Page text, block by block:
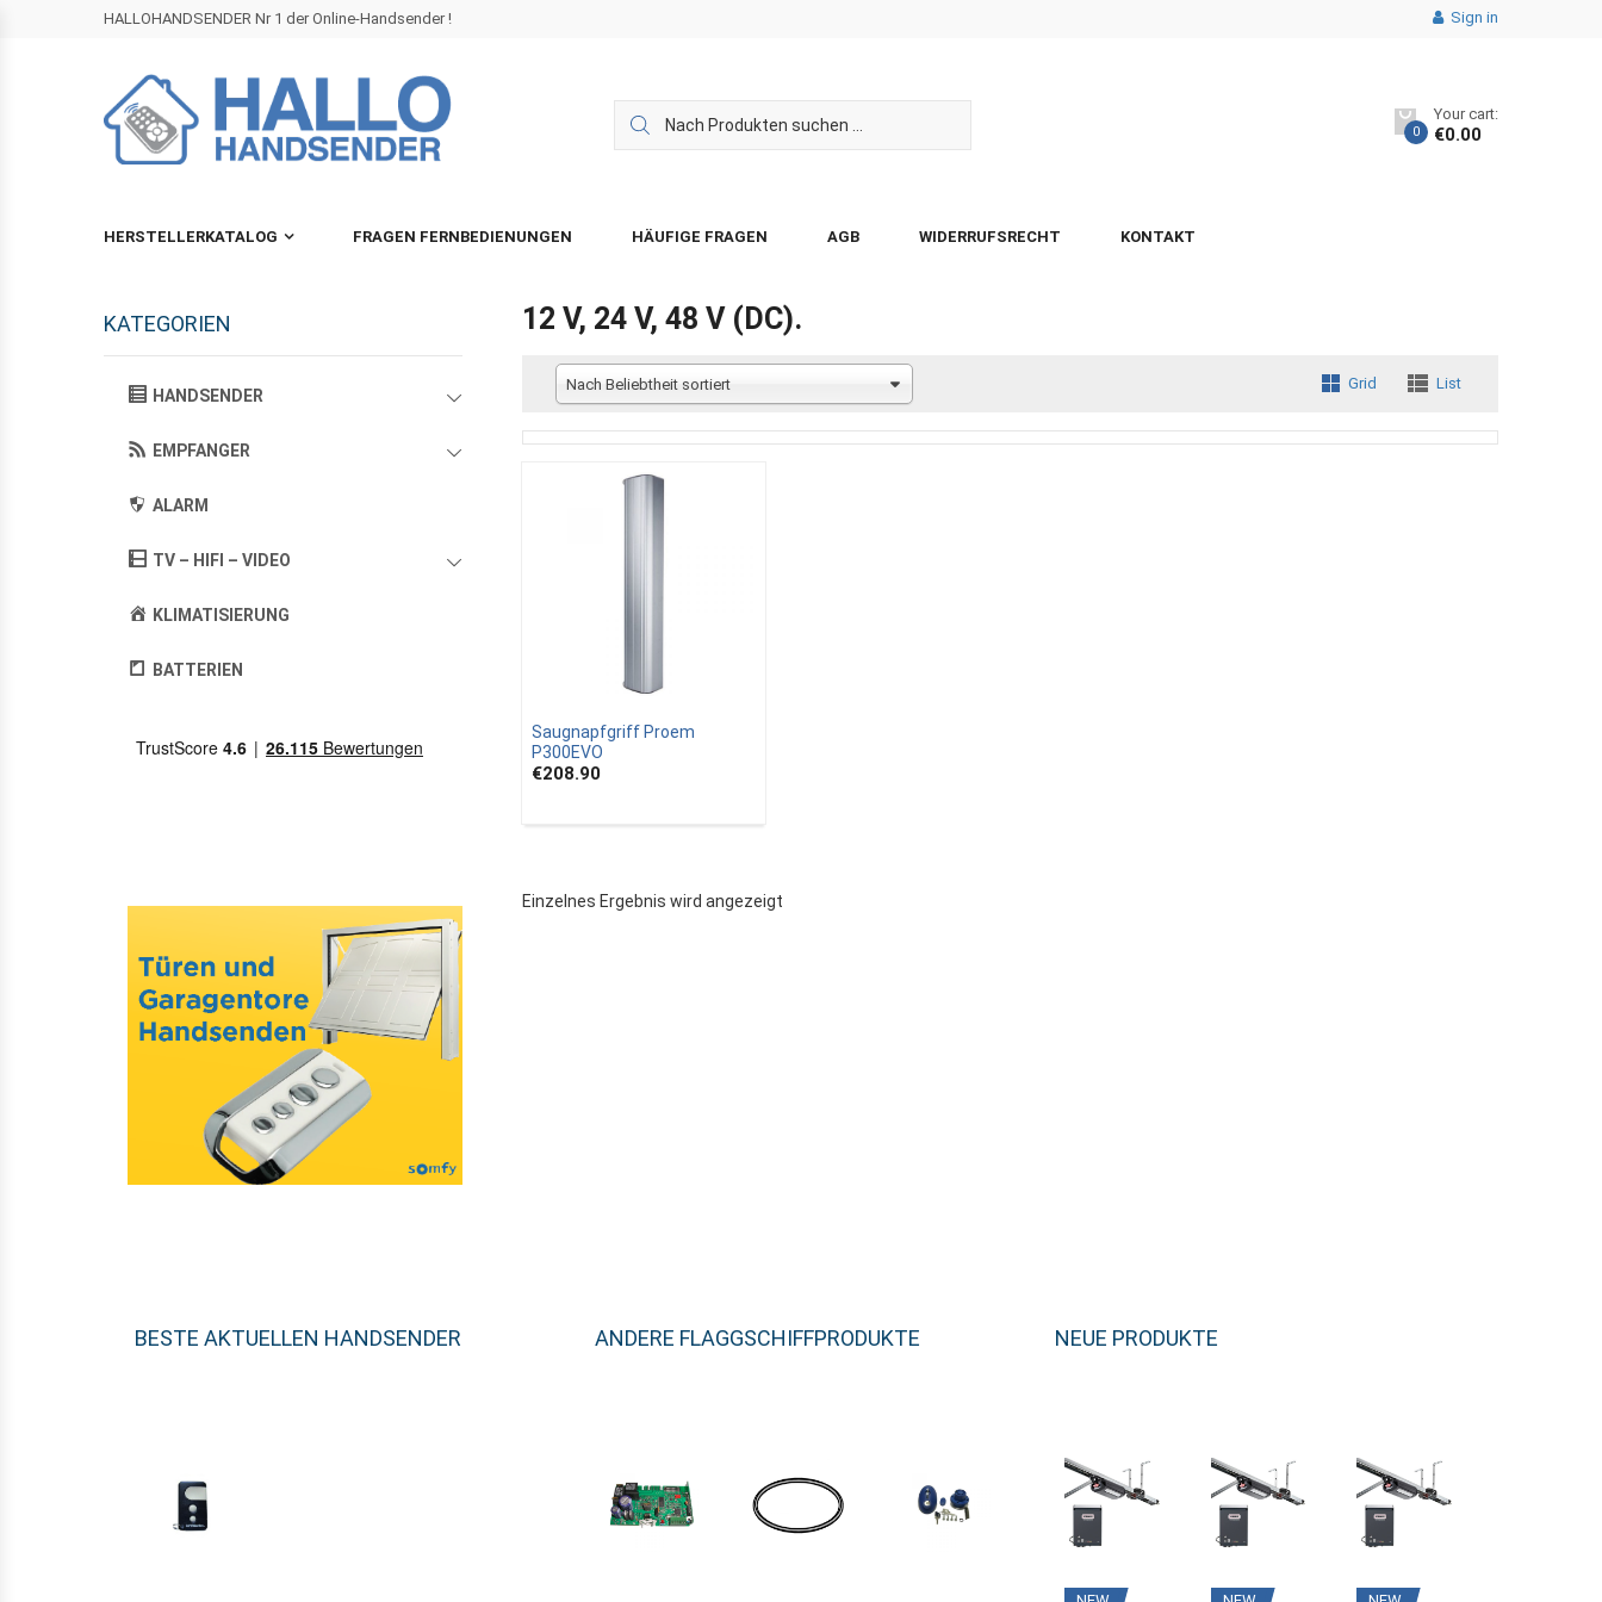
HALLOHANDSENDER Nr 1 der Online-Handsender ! Sign in
0
Your cart:
€0.00
HERSTELLERKATALOG FRAGEN FERNBEDIENUNGEN HÄUFIGE FRAGEN AGB WIDERRUFSRECHT KONTAKT
12 V, 24 V, 48 V (DC).
Nach Beliebtheit sortiert Grid List
Saugnapfgriff Proem
P300EVO
€208.90
Einzelnes Ergebnis wird angezeigt
KATEGORIEN
HANDSENDER
EMPFANGER
ALARM
TV – HIFI – VIDEO
KLIMATISIERUNG
BATTERIEN
BESTE AKTUELLEN HANDSENDER ANDERE FLAGGSCHIFFPRODUKTE NEUE PRODUKTE